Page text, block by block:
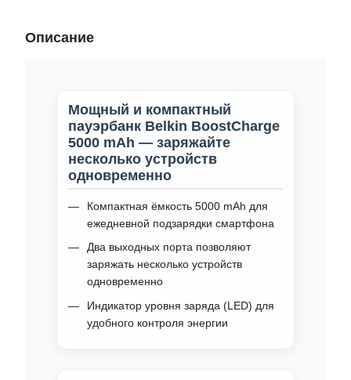
Описание
Мощный и компактный
пауэрбанк Belkin BoostCharge
5000 mAh — заряжайте
несколько устройств
одновременно
Компактная ёмкость 5000 mAh для
ежедневной подзарядки смартфона
Два выходных порта позволяют
заряжать несколько устройств
одновременно
Индикатор уровня заряда (LED) для
удобного контроля энергии